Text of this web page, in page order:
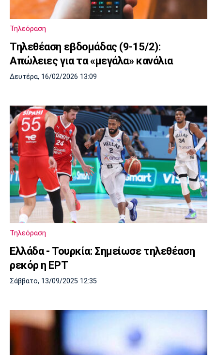
Πολιτισμός
Τραγούδια
Cine Spot
Running
Παρασκήνιο
Πρόγραμμα TV
Μπαρτσελόνα
Ρεάλ
Μαδρίτης
Ατλέτικο
Μαδρίτης
Μάντσεστερ
Γιουνάιτεντ
Τσέλσι Άρσεναλ
Λίβερπουλ
Μάντσεστερ
Ίντερ
Τηλεόραση
Τηλεθέαση εβδομάδας (9-15/2):
Απώλειες για τα «μεγάλα» κανάλια
Δευτέρα, 16/02/2026 13:09
Τηλεόραση
Ελλάδα - Τουρκία: Σημείωσε τηλεθέαση
ρεκόρ η ΕΡΤ
Σάββατο, 13/09/2025 12:35